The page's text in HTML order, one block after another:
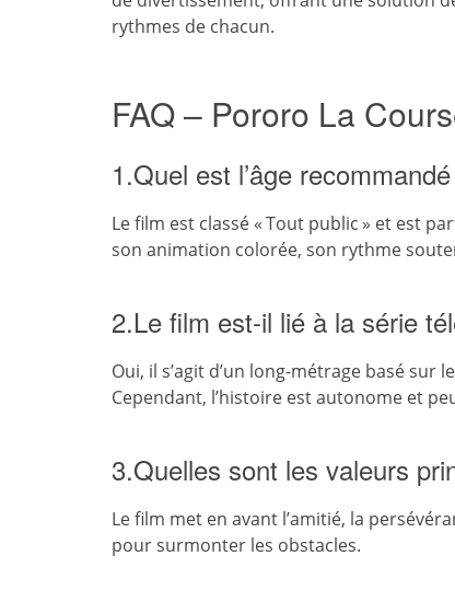
rythmes de chacun.
FAQ – Pororo La
1.Quel est l’âge
Le film est classé « Tout public » et est
son animation colorée, son rythme
2.Le film est-il lié à la série
Oui, il s’agit d’un long-métrage basé
Cependant, l’histoire est autonome et
3.Quelles sont les valeurs
Le film met en avant l’amitié, la
pour surmonter les obstacles.